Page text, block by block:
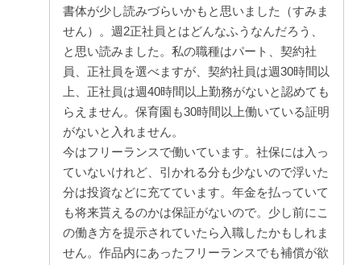
書体が少し読みづらいかもと思いました（すみま
せん）。週2正社員とはどんなふうなんだろう、
と思い読みました。私の職種はパート、契約社
員、正社員を選べますが、契約社員は週30時間以
上、正社員は週40時間以上勤務がないと認めても
らえません。保育園も30時間以上働いている証明
がないと入れません。
今はフリーランスで働いています。社保には入っ
ていないけれど、引かれる分も少ないので浮いた
分は投資などに充てています。年金を払っていて
も将来貰えるのかは保証がないので。少し前にこ
の働き方を提示されていたら入職したかもしれま
せん。作品内にあったフリーランスでも補償が欲